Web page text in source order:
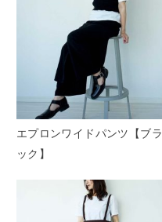
エプロンワイドパンツ【ブラ
ック】